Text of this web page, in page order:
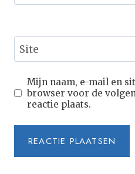
Site
Mijn naam, e-mail en
browser voor de
reactie plaats.